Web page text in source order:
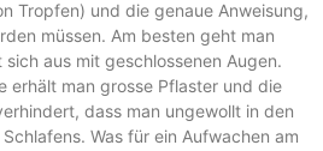
Tropfen) und die genaue Anweisung,
müssen. Am besten geht man
aus mit geschlossenen Augen.
erhält man grosse Pflaster und die
dass man ungewollt in den
Was für ein Aufwachen am